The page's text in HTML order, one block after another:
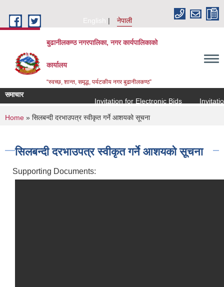
English
नेपाली
बुढानीलकण्ठ नगरपालिका, नगर कार्यपालिकाको
कार्यालय
“स्वच्छ, शान्त, समृद्ध, पर्यटकीय नगर बुढानीलकण्ठ”
समाचार
Invitation for Electronic Bids
Invitation
You are here
Home » सिलबन्दी दरभाउपत्र स्वीकृत गर्ने आशयको सूचना
सिलबन्दी दरभाउपत्र स्वीकृत गर्ने आशयको सूचना
Supporting Documents: